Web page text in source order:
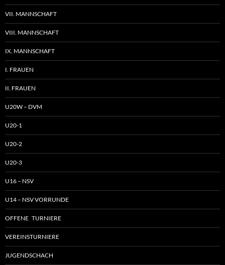
VII. MANNSCHAFT
VIII. MANNSCHAFT
IX. MANNSCHAFT
I. FRAUEN
II. FRAUEN
U20W – DVM
U20-1
U20-2
U20-3
U16 – NSV
U14 – NSV VORRUNDE
OFFENE TURNIERE
VEREINSTURNIERE
JUGENDSCHACH